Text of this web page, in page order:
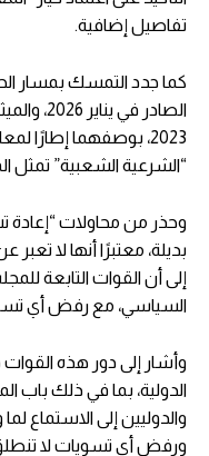
تفاصيل إضافية.
كما جدد التمسك بمسار
الصادر
2023، بوصفهما إطارًا
“الشرعية الشعبية” تمثل
وحذر من محاولات “إعادة
بديلة، معتبرًا أنها لا
إلى أن القوات التابعة
السياسي، مع رفض أي
وأشار إلى دور هذه
الدولية، بما في ذلك باب
والدوليين إلى
ورفض أي تسويات لا تنطلق